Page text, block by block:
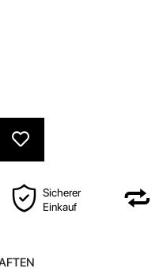
Sicherer
Einkauf